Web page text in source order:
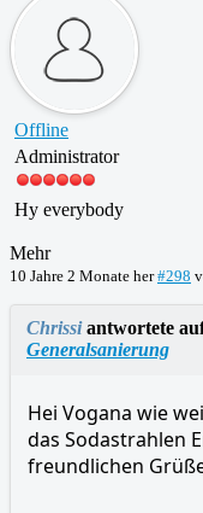
Offline
Administrator
Hy everybody
Mehr
10 Jahre 2 Monate her #298
Chrissiantwortete
Generalsanierung
Hei Vogana wie
das Sodastrahlen
freundlichen